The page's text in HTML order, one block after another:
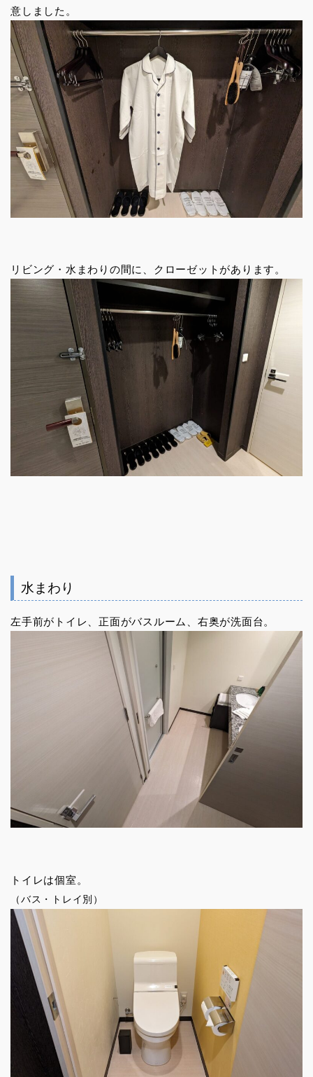
意しました。
リビング・水まわりの間に、クローゼットがあります。
水まわり
左手前がトイレ、正面がバスルーム、右奥が洗面台。
トイレは個室。
（バス・トレイ別）